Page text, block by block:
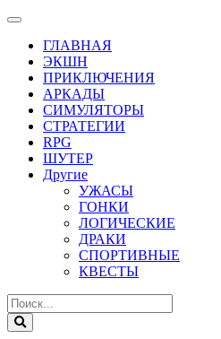
ГЛАВНАЯ
ЭКШН
ПРИКЛЮЧЕНИЯ
АРКАДЫ
СИМУЛЯТОРЫ
СТРАТЕГИИ
RPG
ШУТЕР
Другие
УЖАСЫ
ГОНКИ
ЛОГИЧЕСКИЕ
ДРАКИ
СПОРТИВНЫЕ
КВЕСТЫ